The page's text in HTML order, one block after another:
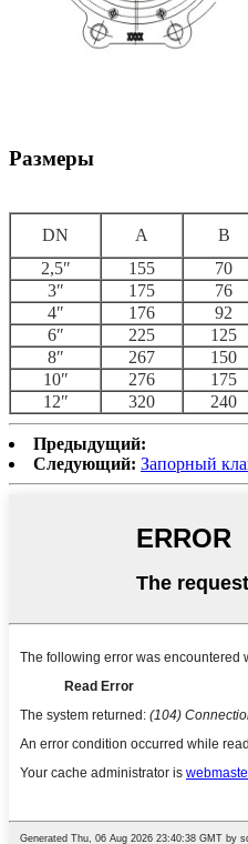
Размеры
DN A B
2,5″
155 70
3″
175 76
4″
176 92
6″
225 125
8″
267 150
10″
276 175
12″
320 240
Предыдущий:
Следующий: Запорный